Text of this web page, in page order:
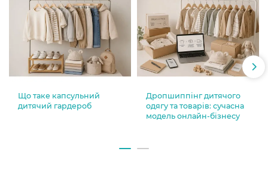
Що таке капсульний
дитячий гардероб
Дропшиппінг дитячого
одягу та товарів: сучасна
модель онлайн-бізнесу